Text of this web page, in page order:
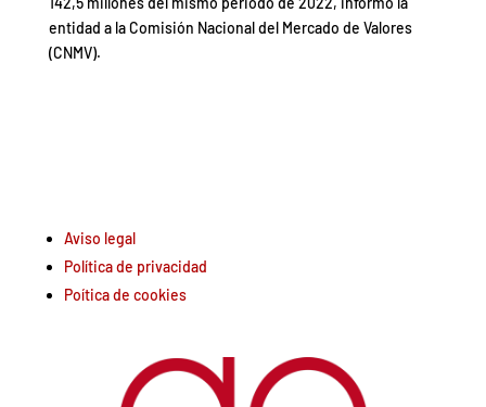
entidad a la Comisión Nacional del Mercado de Valores
(CNMV).
Aviso legal
Política de privacidad
Poítica de cookies